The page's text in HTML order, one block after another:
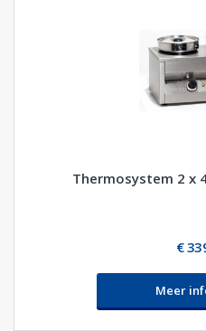
Thermosystem 2 x
€
Meer